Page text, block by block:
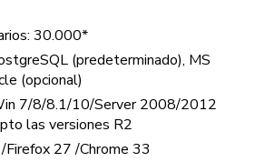
30.000*
(predeterminado), MS
(opcional)
7/8/8.1/10/Server 2008/2012
las versiones R2
Firefox 27 /Chrome 33